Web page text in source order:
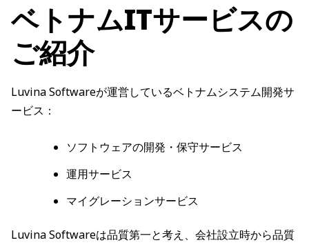
ベトナムITサービスの
ご紹介
Luvina Softwareが運営しているベトナムシステム開発サ
ービス：
ソフトウェアの開発・保守サービス
運用サービス
マイグレーションサービス
Luvina Softwareは品質第一と考え、会社設立時から品質